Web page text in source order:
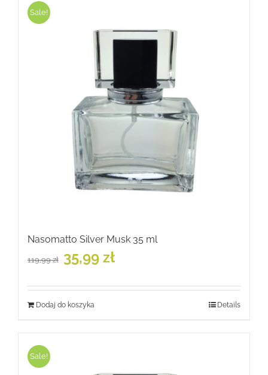
Sale!
Nasomatto Silver Musk 35 ml
119,99zł
Pierwotna
cena
119,99 zł.
35,99 złcena
35,99 zł.
Dodaj do koszyka Details
Sale!